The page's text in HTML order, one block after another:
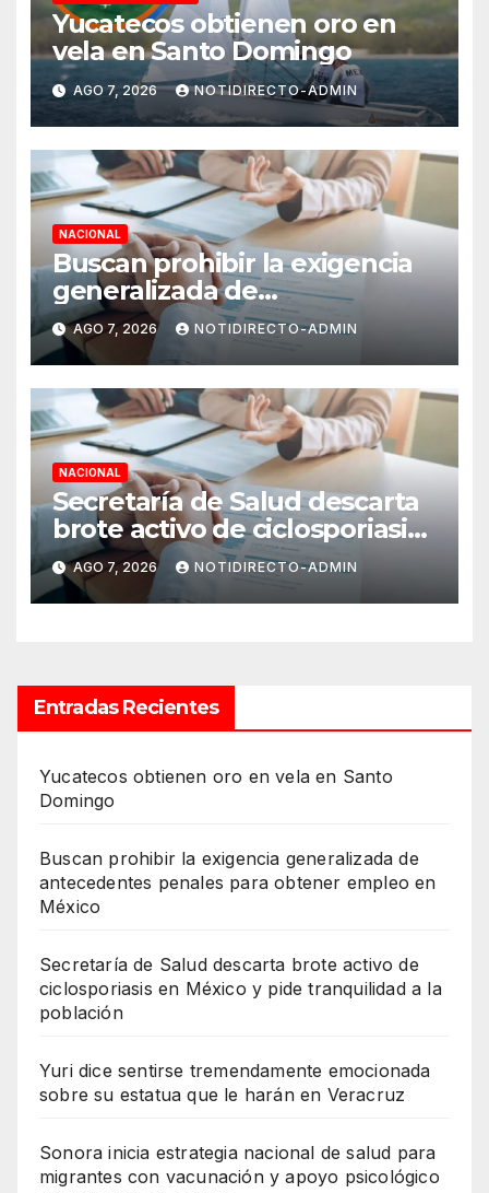
Yucatecos obtienen oro en
vela en Santo Domingo
AGO 7, 2026 NOTIDIRECTO-ADMIN
NACIONAL
Buscan prohibir la exigencia
generalizada de
antecedentes penales para
obtener empleo en México
AGO 7, 2026 NOTIDIRECTO-ADMIN
NACIONAL
Secretaría de Salud descarta
brote activo de ciclosporiasis
en México y pide tranquilidad
a la población
AGO 7, 2026 NOTIDIRECTO-ADMIN
Entradas Recientes
Yucatecos obtienen oro en vela en Santo
Domingo
Buscan prohibir la exigencia generalizada de
antecedentes penales para obtener empleo en
México
Secretaría de Salud descarta brote activo de
ciclosporiasis en México y pide tranquilidad a la
población
Yuri dice sentirse tremendamente emocionada
sobre su estatua que le harán en Veracruz
Sonora inicia estrategia nacional de salud para
migrantes con vacunación y apoyo psicológico